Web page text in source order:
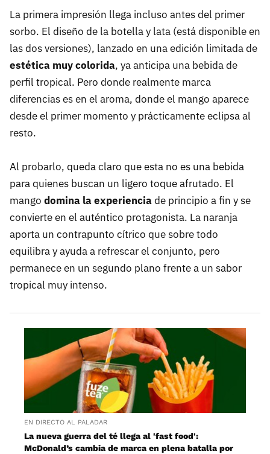
La primera impresión llega incluso antes del primer
sorbo. El diseño de la botella y lata (está disponible en
las dos versiones), lanzado en una edición limitada de
estética muy colorida, ya anticipa una bebida de
perfil tropical. Pero donde realmente marca
diferencias es en el aroma, donde el mango aparece
desde el primer momento y prácticamente eclipsa al
resto.
Al probarlo, queda claro que esta no es una bebida
para quienes buscan un ligero toque afrutado. El
mango domina la experienciade principio a fin y se
convierte en el auténtico protagonista. La naranja
aporta un contrapunto cítrico que sobre todo
equilibra y ayuda a refrescar el conjunto, pero
permanece en un segundo plano frente a un sabor
tropical muy intenso.
EN DIRECTO AL PALADAR
La nueva guerra del té llega al 'fast food':
McDonald’s cambia de marca en plena batalla por